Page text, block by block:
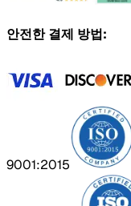
안전한 결제 방법:
9001:2015